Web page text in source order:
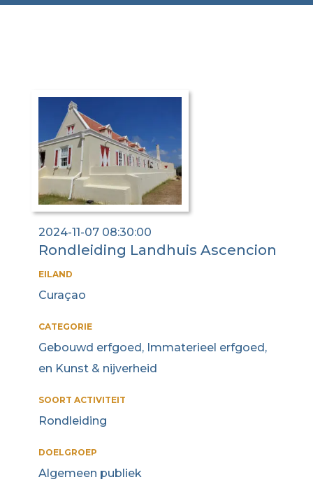
2024-11-07 08:30:00
Rondleiding Landhuis Ascencion
EILAND
Curaçao
CATEGORIE
Gebouwd erfgoed, Immaterieel erfgoed,
en Kunst & nijverheid
SOORT ACTIVITEIT
Rondleiding
DOELGROEP
Algemeen publiek